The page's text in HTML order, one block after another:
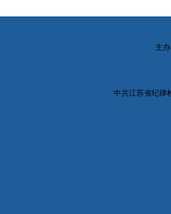
主
中共江苏省纪律